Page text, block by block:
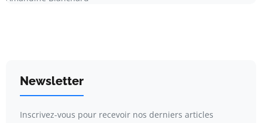
Newsletter
Inscrivez-vous pour recevoir nos derniers articles